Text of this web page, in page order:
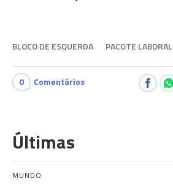
BLOCO DE ESQUERDA PACOTE LABORAL
0 Comentários
Últimas
MUNDO